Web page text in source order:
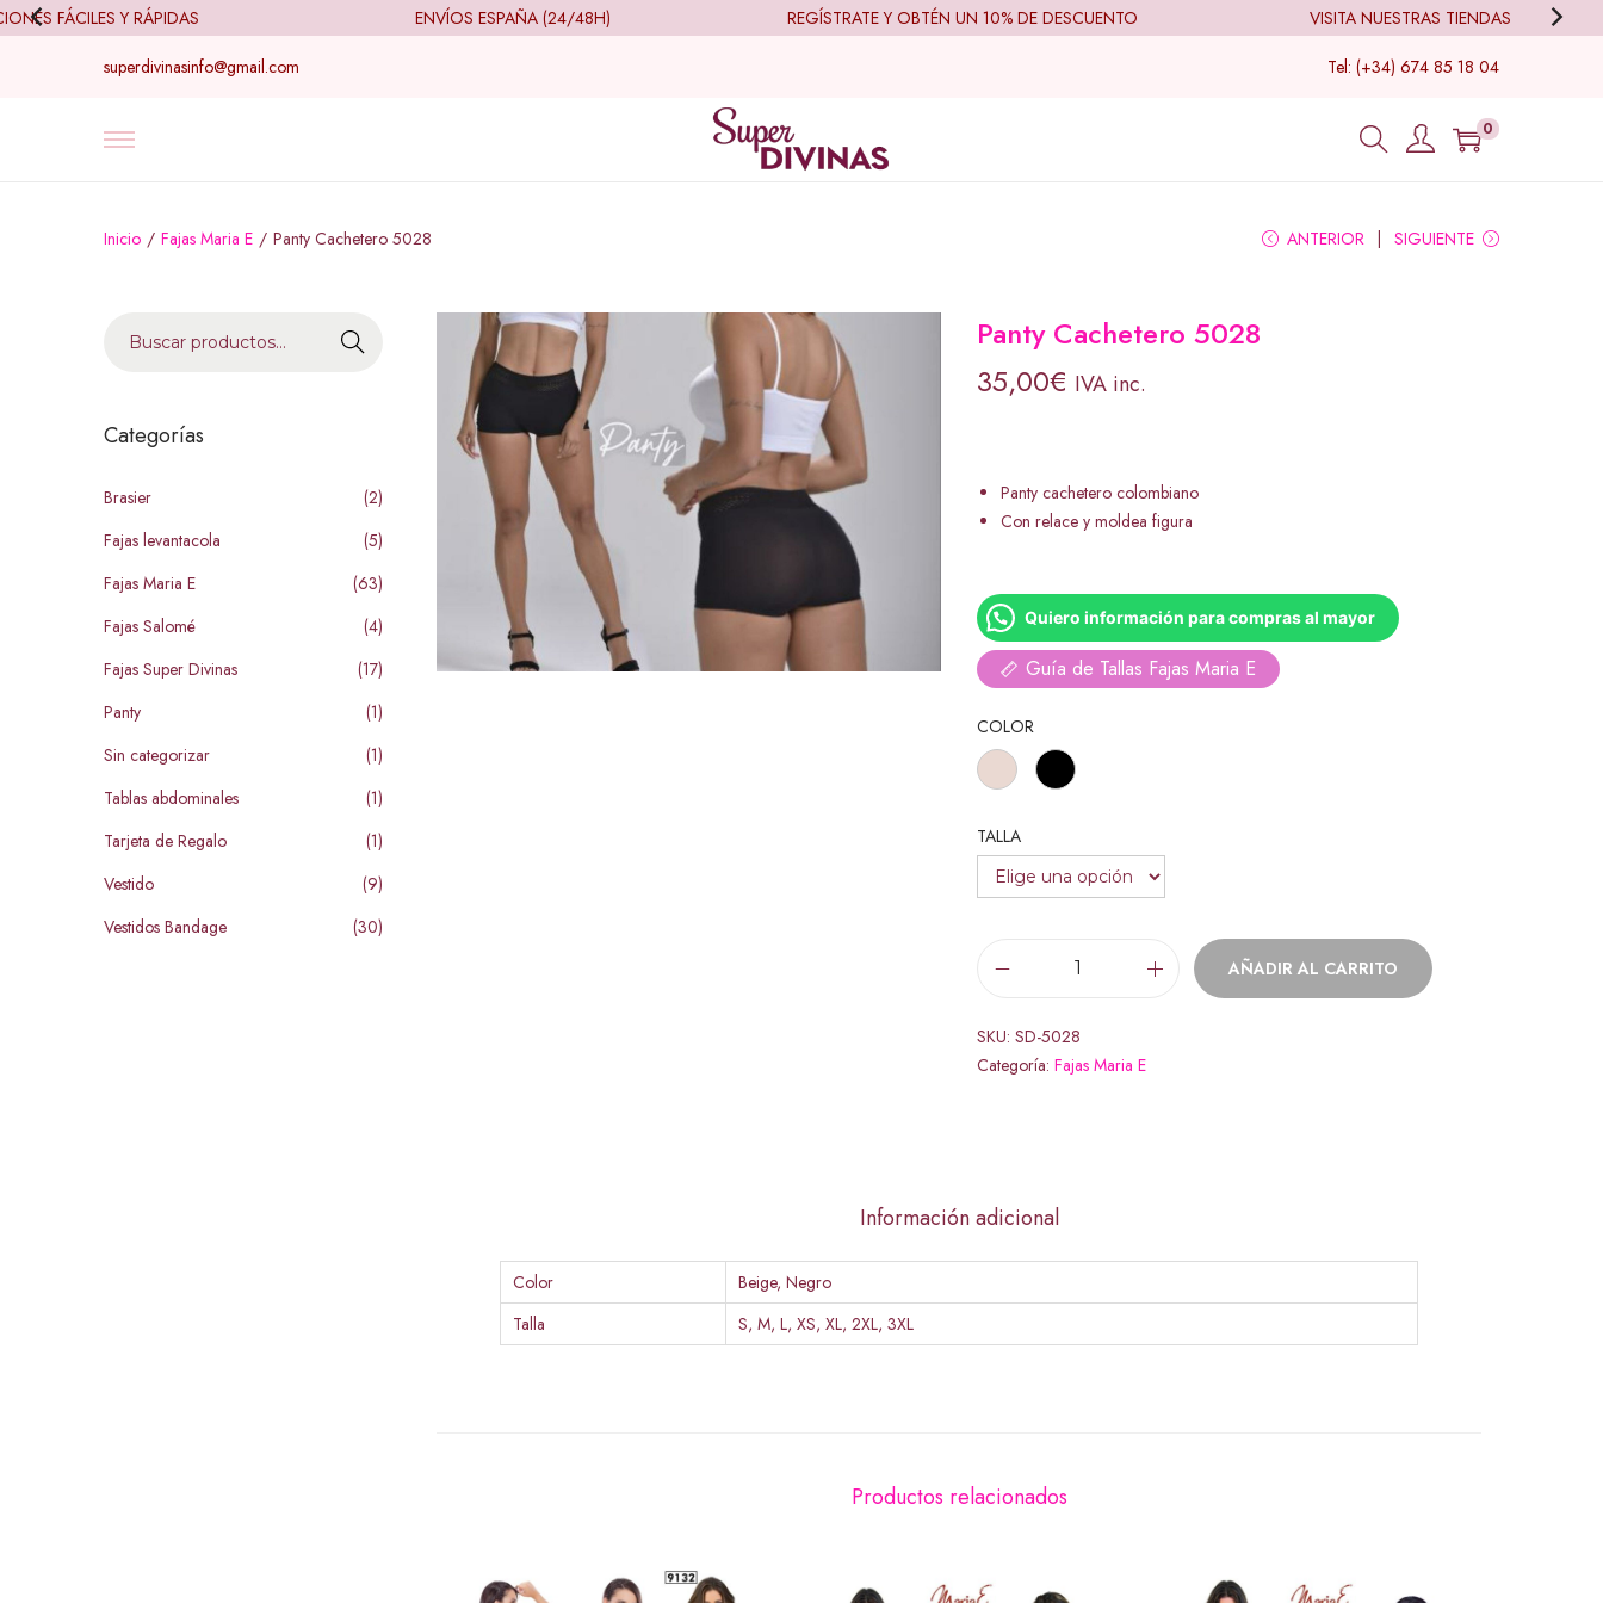
FÁCILES Y RÁPIDAS ENVÍOS ESPAÑA (24/48H) REGÍSTRATE Y OBTÉN UN 10% DE DESCUENTO VISITA NUESTRAS TIENDAS
superdivinasinfo@gmail.com Tel: (+34) 674 85 18 04
0
Inicio / Fajas Maria E / Panty Cachetero 5028 ANTERIOR SIGUIENTE
Panty Cachetero 5028
35,00€ IVA inc.
Panty cachetero colombiano
Con relace y moldea figura
Quiero información para compras al mayor
Guía de Tallas Fajas Maria E
COLOR
TALLA
AÑADIR AL CARRITO
SKU: SD-5028
Categoría: Fajas Maria E
Información adicional
Color
Beige, Negro
Talla
S, M, L, XS, XL, 2XL, 3XL
Productos relacionados
B
u
Categorías
Brasier
(2)
Fajas levantacola
(5)
Fajas Maria E
(63)
Fajas Salomé
(4)
Fajas Super Divinas
(17)
Panty
(1)
Sin categorizar
(1)
Tablas abdominales
(1)
Tarjeta de Regalo
(1)
Vestido
(9)
Vestidos Bandage
(30)